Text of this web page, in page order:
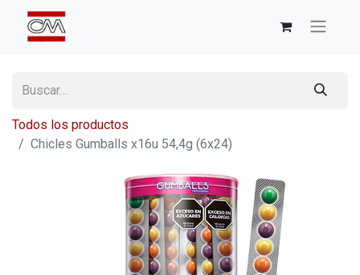
Todos los productos
Chicles Gumballs x16u 54,4g (6x24)